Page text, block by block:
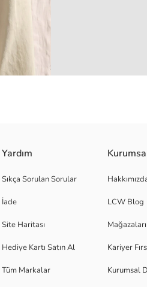
Yardım
Sıkça Sorulan Sorular
İade
Site Haritası
Hediye Kartı Satın Al
Tüm Markalar
LCW Blog
Kariyer
Kurumsal